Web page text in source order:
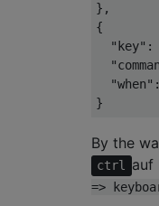
},
{
"key":
By the
ctrl auf
=>